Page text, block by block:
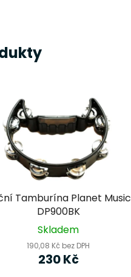
Tamburína Planet Music
DP900BK
Skladem
190,08 Kč bez DPH
230 Kč